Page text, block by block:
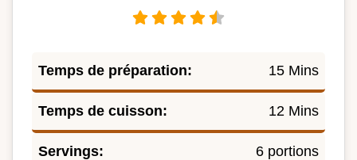
Temps de préparation: 15 Mins
Temps de cuisson: 12 Mins
Servings: 6 portions